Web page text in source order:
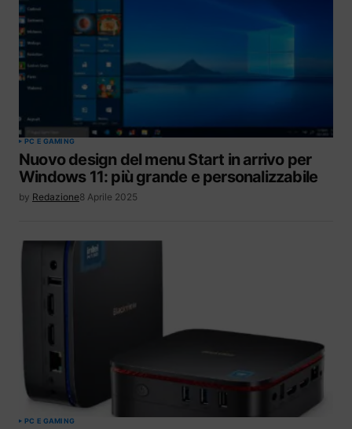
PC E GAMING
Nuovo design del menu Start in arrivo per
Windows 11: più grande e personalizzabile
by Redazione8 Aprile 2025
PC E GAMING